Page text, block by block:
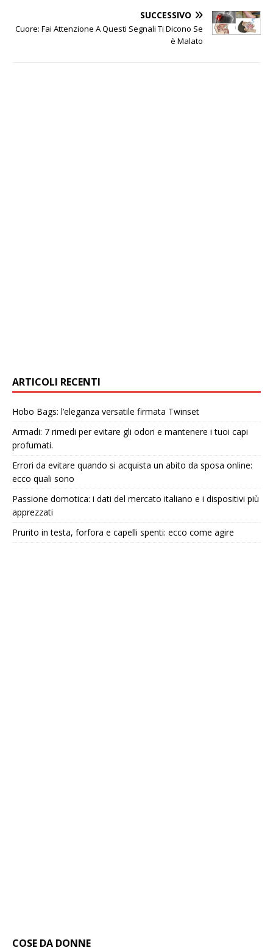
SUCCESSIVO
Cuore: Fai Attenzione A Questi Segnali Ti Dicono Se
è Malato
ARTICOLI RECENTI
Hobo Bags: l’eleganza versatile firmata Twinset
Armadi: 7 rimedi per evitare gli odori e mantenere i tuoi capi
profumati.
Errori da evitare quando si acquista un abito da sposa online:
ecco quali sono
Passione domotica: i dati del mercato italiano e i dispositivi più
apprezzati
Prurito in testa, forfora e capelli spenti: ecco come agire
COSE DA DONNE